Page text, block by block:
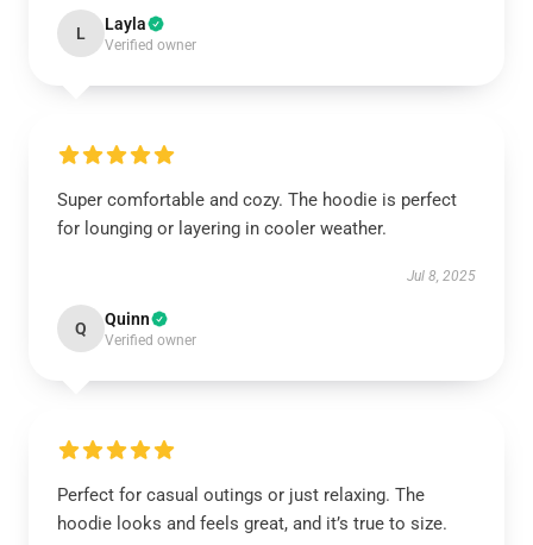
L Layla
Verified owner
Super comfortable and cozy. The hoodie is perfect
for lounging or layering in cooler weather.
Jul 8, 2025
Q Quinn
Verified owner
Perfect for casual outings or just relaxing. The
hoodie looks and feels great, and it’s true to size.